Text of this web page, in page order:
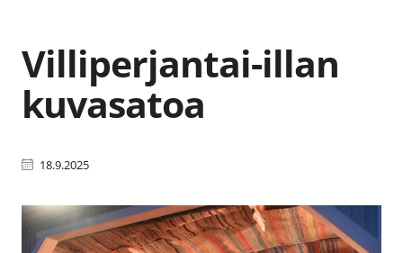
Villiperjantai-illan
kuvasatoa
18.9.2025